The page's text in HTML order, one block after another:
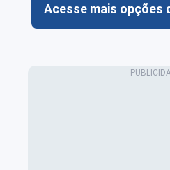
Acesse mais opções